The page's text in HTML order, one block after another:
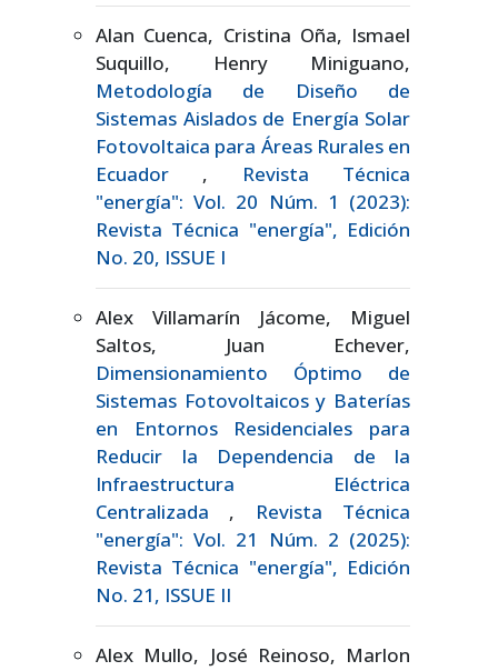
Alan Cuenca, Cristina Oña, Ismael
Suquillo, Henry Miniguano,
Metodología de Diseño de
Sistemas Aislados de Energía Solar
Fotovoltaica para Áreas Rurales en
Ecuador ,
Revista Técnica
"energía": Vol. 20 Núm. 1 (2023):
Revista Técnica "energía", Edición
No. 20, ISSUE I
Alex Villamarín Jácome, Miguel
Saltos, Juan Echever,
Dimensionamiento Óptimo de
Sistemas Fotovoltaicos y Baterías
en Entornos Residenciales para
Reducir la Dependencia de la
Infraestructura Eléctrica
Centralizada ,
Revista Técnica
"energía": Vol. 21 Núm. 2 (2025):
Revista Técnica "energía", Edición
No. 21, ISSUE II
Alex Mullo, José Reinoso, Marlon